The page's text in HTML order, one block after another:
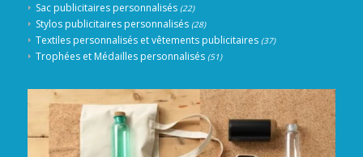
Sac publicitaires personnalisés (22)
Stylos publicitaires personnalisés (28)
Textiles personnalisés et vêtements publicitaires (37)
Trophées et Médailles personnalisés (51)